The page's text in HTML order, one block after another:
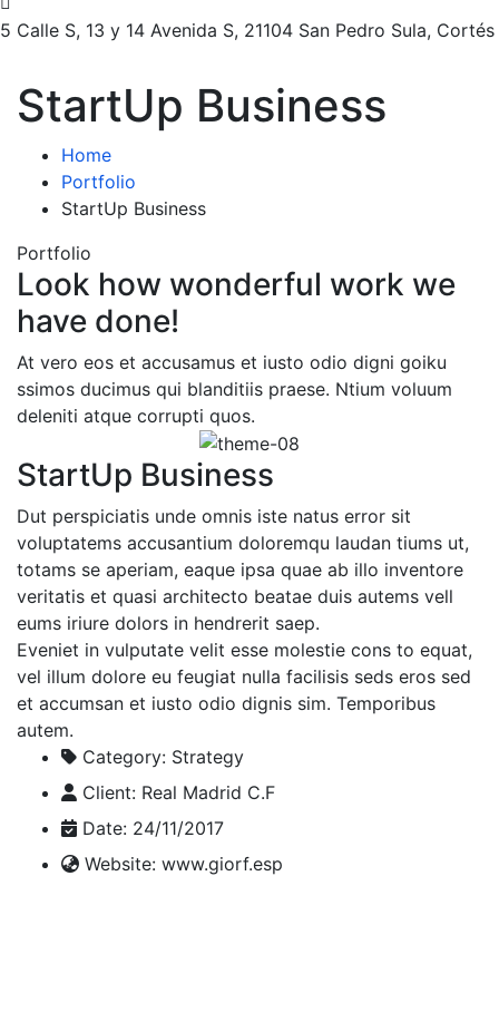
5 Calle S, 13 y 14 Avenida S, 21104 San Pedro Sula, Cortés
StartUp Business
Home
Portfolio
StartUp Business
Portfolio
Look how wonderful work we
have done!
At vero eos et accusamus et iusto odio digni goiku
ssimos ducimus qui blanditiis praese. Ntium voluum
deleniti atque corrupti quos.
StartUp Business
Dut perspiciatis unde omnis iste natus error sit
voluptatems accusantium doloremqu laudan tiums ut,
totams se aperiam, eaque ipsa quae ab illo inventore
veritatis et quasi architecto beatae duis autems vell
eums iriure dolors in hendrerit saep.
Eveniet in vulputate velit esse molestie cons to equat,
vel illum dolore eu feugiat nulla facilisis seds eros sed
et accumsan et iusto odio dignis sim. Temporibus
autem.
Category: Strategy
Client: Real Madrid C.F
Date: 24/11/2017
Website: www.giorf.esp